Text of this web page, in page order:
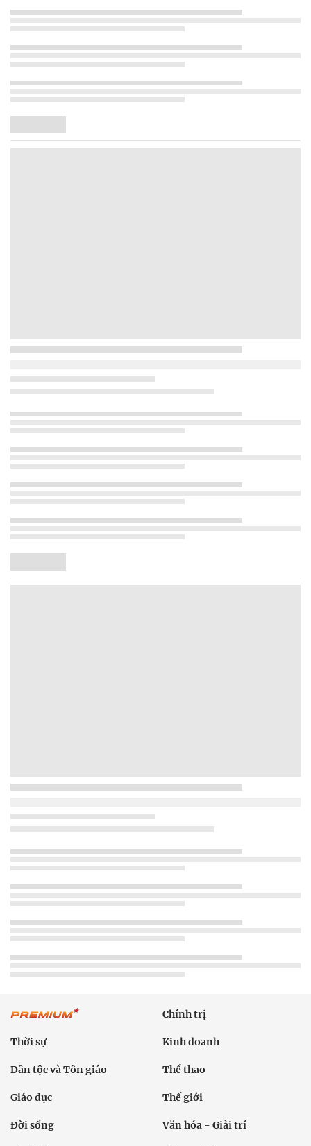
Chính trị
Thời sự Kinh doanh
Dân tộc và Tôn giáo Thể thao
Giáo dục Thế giới
Đời sống Văn hóa - Giải trí